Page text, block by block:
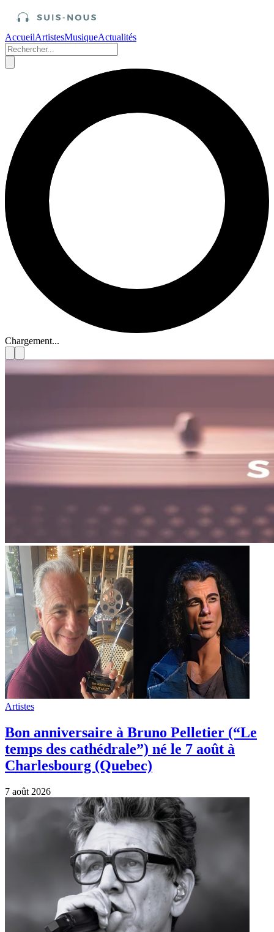
AccueilArtistesMusiqueActualités
Artistes
Bon anniversaire à Bruno Pelletier (“Le
temps des cathédrale”) né le 7 août à
Charlesbourg (Quebec)
Artistes
Bon anniversaire à Marc Lavoine né le 6
août 1962 à Longjumeau
6 août 2026